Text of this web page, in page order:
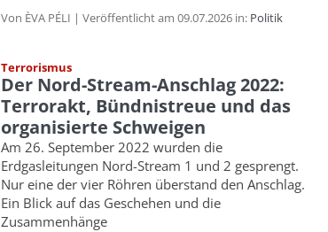
Von ÈVA PÉLI | Veröffentlicht am 09.07.2026 in: Politik
Terrorismus
Der Nord-Stream-Anschlag 2022:
Terrorakt, Bündnistreue und das
organisierte Schweigen
Am 26. September 2022 wurden die
Erdgasleitungen Nord-Stream 1 und 2 gesprengt.
Nur eine der vier Röhren überstand den Anschlag.
Ein Blick auf das Geschehen und die
Zusammenhänge